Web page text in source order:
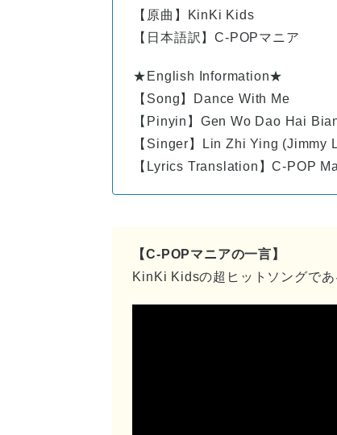
【原曲】KinKi Kids
【日本語訳】C-POPマニア
★English Information★
【Song】Dance With Me
【Pinyin】Gen Wo Dao Hai
【Singer】Lin Zhi Ying (Jimmy
【Lyrics Translation】C-POP
【C-POPマニアの一言】
KinKi Kidsの超ヒットソングであ